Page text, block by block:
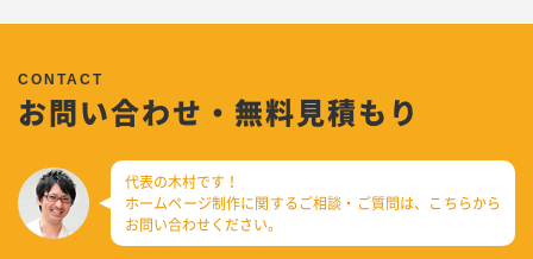
お問い合わせ・無料見積もり
代表の木村です！
ホームページ制作に関するご相談・ご質問は、 こちらから
お問い合わせください。